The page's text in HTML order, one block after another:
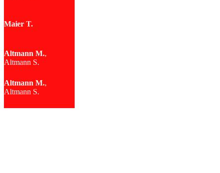
Maier T.
Altmann M.,
Altmann S.
Altmann M.,
Altmann S.